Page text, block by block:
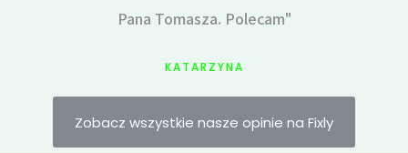
Pana Tomasza. Polecam"
KATARZYNA
Zobacz wszystkie nasze opinie na Fixly